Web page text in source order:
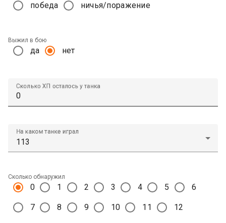
победа ничья/поражение
Выжил в бою
да нет
Сколько ХП осталось у танка
На каком танке играл
Сколько обнаружил
0 1 2 3 4 5 6
7 8 9 10 11 12